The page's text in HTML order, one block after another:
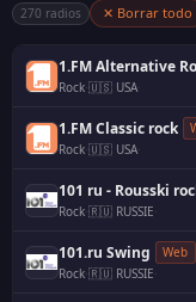
270 radios ✕ Borrar todo
1.FM Alternative
Rock·🇺🇸 USA·
1.FM Classic rock
Rock·🇺🇸 USA·
101 ru - Rousski
Rock·🇷🇺 RUSSIE·
101.ru Swing
Web
Rock·🇷🇺 RUSSIE·